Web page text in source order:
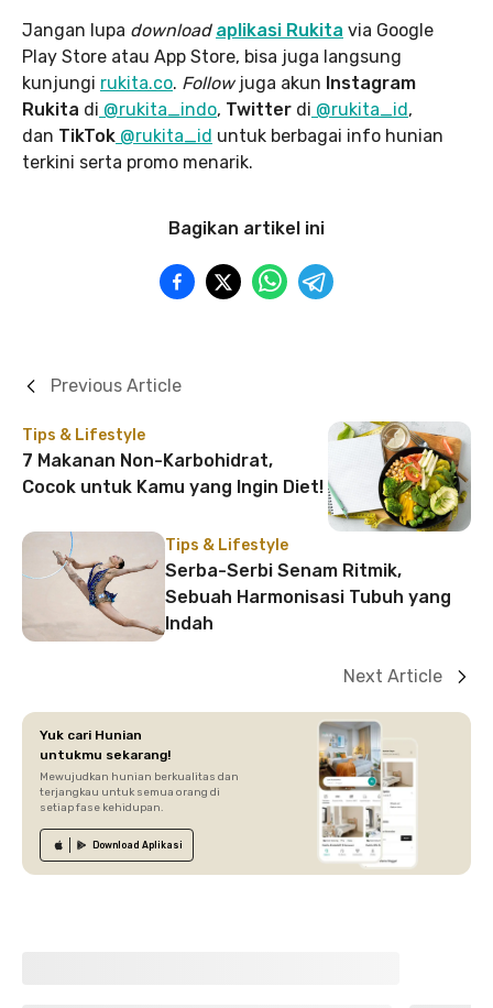
Jangan lupa download aplikasi Rukita via Google
Play Store atau App Store, bisa juga langsung
kunjungi rukita.co. Followjuga akun Instagram
Rukita di @rukita_indo, Twitter di @rukita_id ,
dan TikTok @rukita_id untuk berbagai info hunian
terkini serta promo menarik.
Bagikan artikel ini
Tips & Lifestyle
7 Makanan Non-Karbohidrat,
Cocok untuk Kamu yang Ingin Diet!
Previous Article
Tips & Lifestyle
Serba-Serbi Senam Ritmik,
Sebuah Harmonisasi Tubuh yang
Indah
Next Article
Yuk cari Hunian
untukmu sekarang!
Mewujudkan hunian berkualitas dan
terjangkau untuk semua orang di
setiap fase kehidupan.
Download Aplikasi